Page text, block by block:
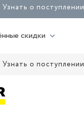
Узнать о поступлении
скидки
Узнать о поступлении